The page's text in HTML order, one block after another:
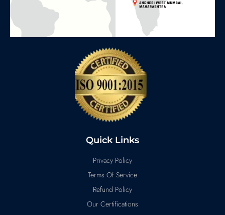
Quick Links
Privacy Policy
Terms Of Service
Refund Policy
Our Certifications